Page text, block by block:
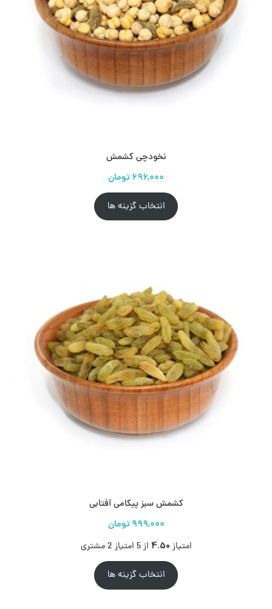
نخودچی کشمش
انتخاب گزینه ها
کشمش سبز پیکامی آفتابی
امتیاز 4.50 از 5 امتیاز 2مشتری
انتخاب گزینه ها